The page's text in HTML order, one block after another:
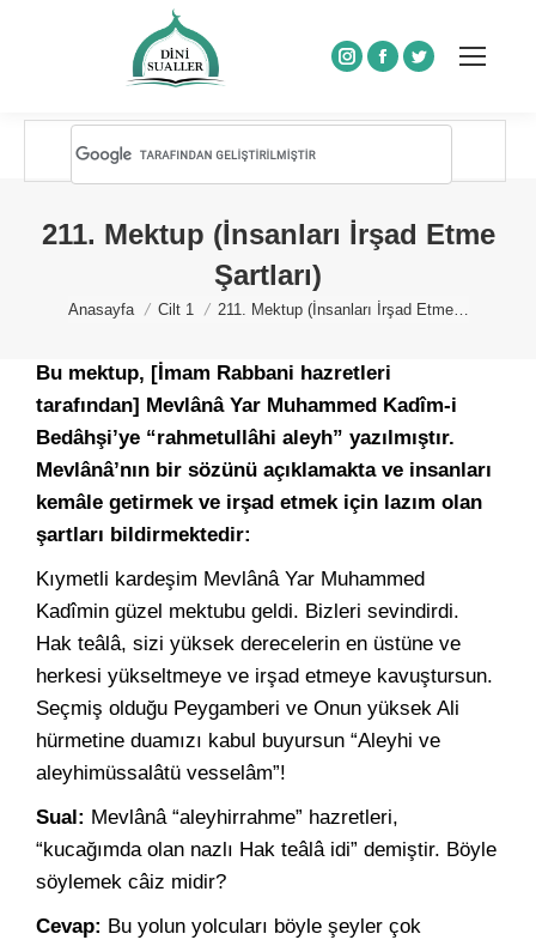
Instagram
Facebook
Twitter
211. Mektup (İnsanları İrşad Etme
Şartları)
You are here:
Anasayfa Cilt 1 211. Mektup (İnsanları İrşad Etme…
Bu mektup, [İmam Rabbani hazretleri
tarafından] Mevlânâ Yar Muhammed Kadîm-i
Bedâhşi’ye “rahmetullâhi aleyh” yazılmıştır.
Mevlânâ’nın bir sözünü açıklamakta ve insanları
kemâle getirmek ve irşad etmek için lazım olan
şartları bildirmektedir:
Kıymetli kardeşim Mevlânâ Yar Muhammed
Kadîmin güzel mektubu geldi. Bizleri sevindirdi.
Hak teâlâ, sizi yüksek derecelerin en üstüne ve
herkesi yükseltmeye ve irşad etmeye kavuştursun.
Seçmiş olduğu Peygamberi ve Onun yüksek Ali
hürmetine duamızı kabul buyursun “Aleyhi ve
aleyhimüssalâtü vesselâm”!
Sual: Mevlânâ “aleyhirrahme” hazretleri,
“kucağımda olan nazlı Hak teâlâ idi” demiştir. Böyle
söylemek câiz midir?
Cevap: Bu yolun yolcuları böyle şeyler çok